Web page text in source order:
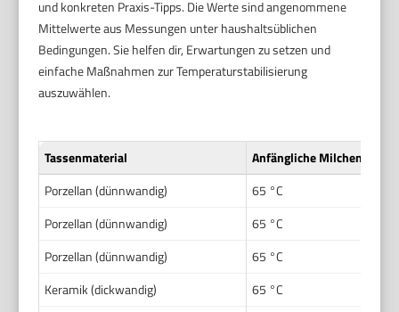
und konkreten Praxis-Tipps. Die Werte sind angenommene
Mittelwerte aus Messungen unter haushaltsüblichen
Bedingungen. Sie helfen dir, Erwartungen zu setzen und
einfache Maßnahmen zur Temperaturstabilisierung
auszuwählen.
Tassenmaterial
Anfängliche
Porzellan (dünnwandig)
65 °C
Porzellan (dünnwandig)
65 °C
Porzellan (dünnwandig)
65 °C
Keramik (dickwandig)
65 °C